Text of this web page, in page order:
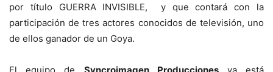
por título GUERRA INVISIBLE, y que contará con la
participación de tres actores conocidos de televisión, uno
de ellos ganador de un Goya.